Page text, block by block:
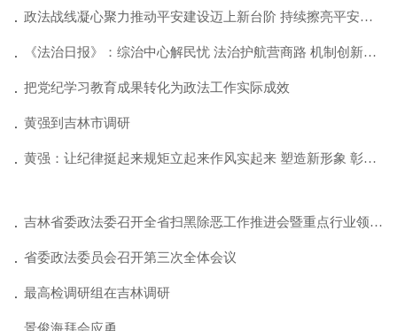
政法战线凝心聚力推动平安建设迈上新台阶 持续擦亮平安底色 倾力守护万家灯火
《法治日报》：综治中心解民忧 法治护航营商路 机制创新守粮仓 吉林以高水平法治保...
把党纪学习教育成果转化为政法工作实际成效
黄强到吉林市调研
黄强：让纪律挺起来规矩立起来作风实起来 塑造新形象 彰显新担当 实现新作为
吉林省委政法委召开全省扫黑除恶工作推进会暨重点行业领域整治调度会
省委政法委员会召开第三次全体会议
最高检调研组在吉林调研